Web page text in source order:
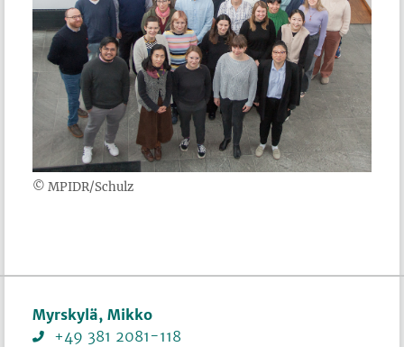
© MPIDR/Schulz
Myrskylä, Mikko
+49 381 2081-118